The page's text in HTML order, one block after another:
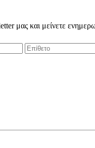
μας και μείνετε